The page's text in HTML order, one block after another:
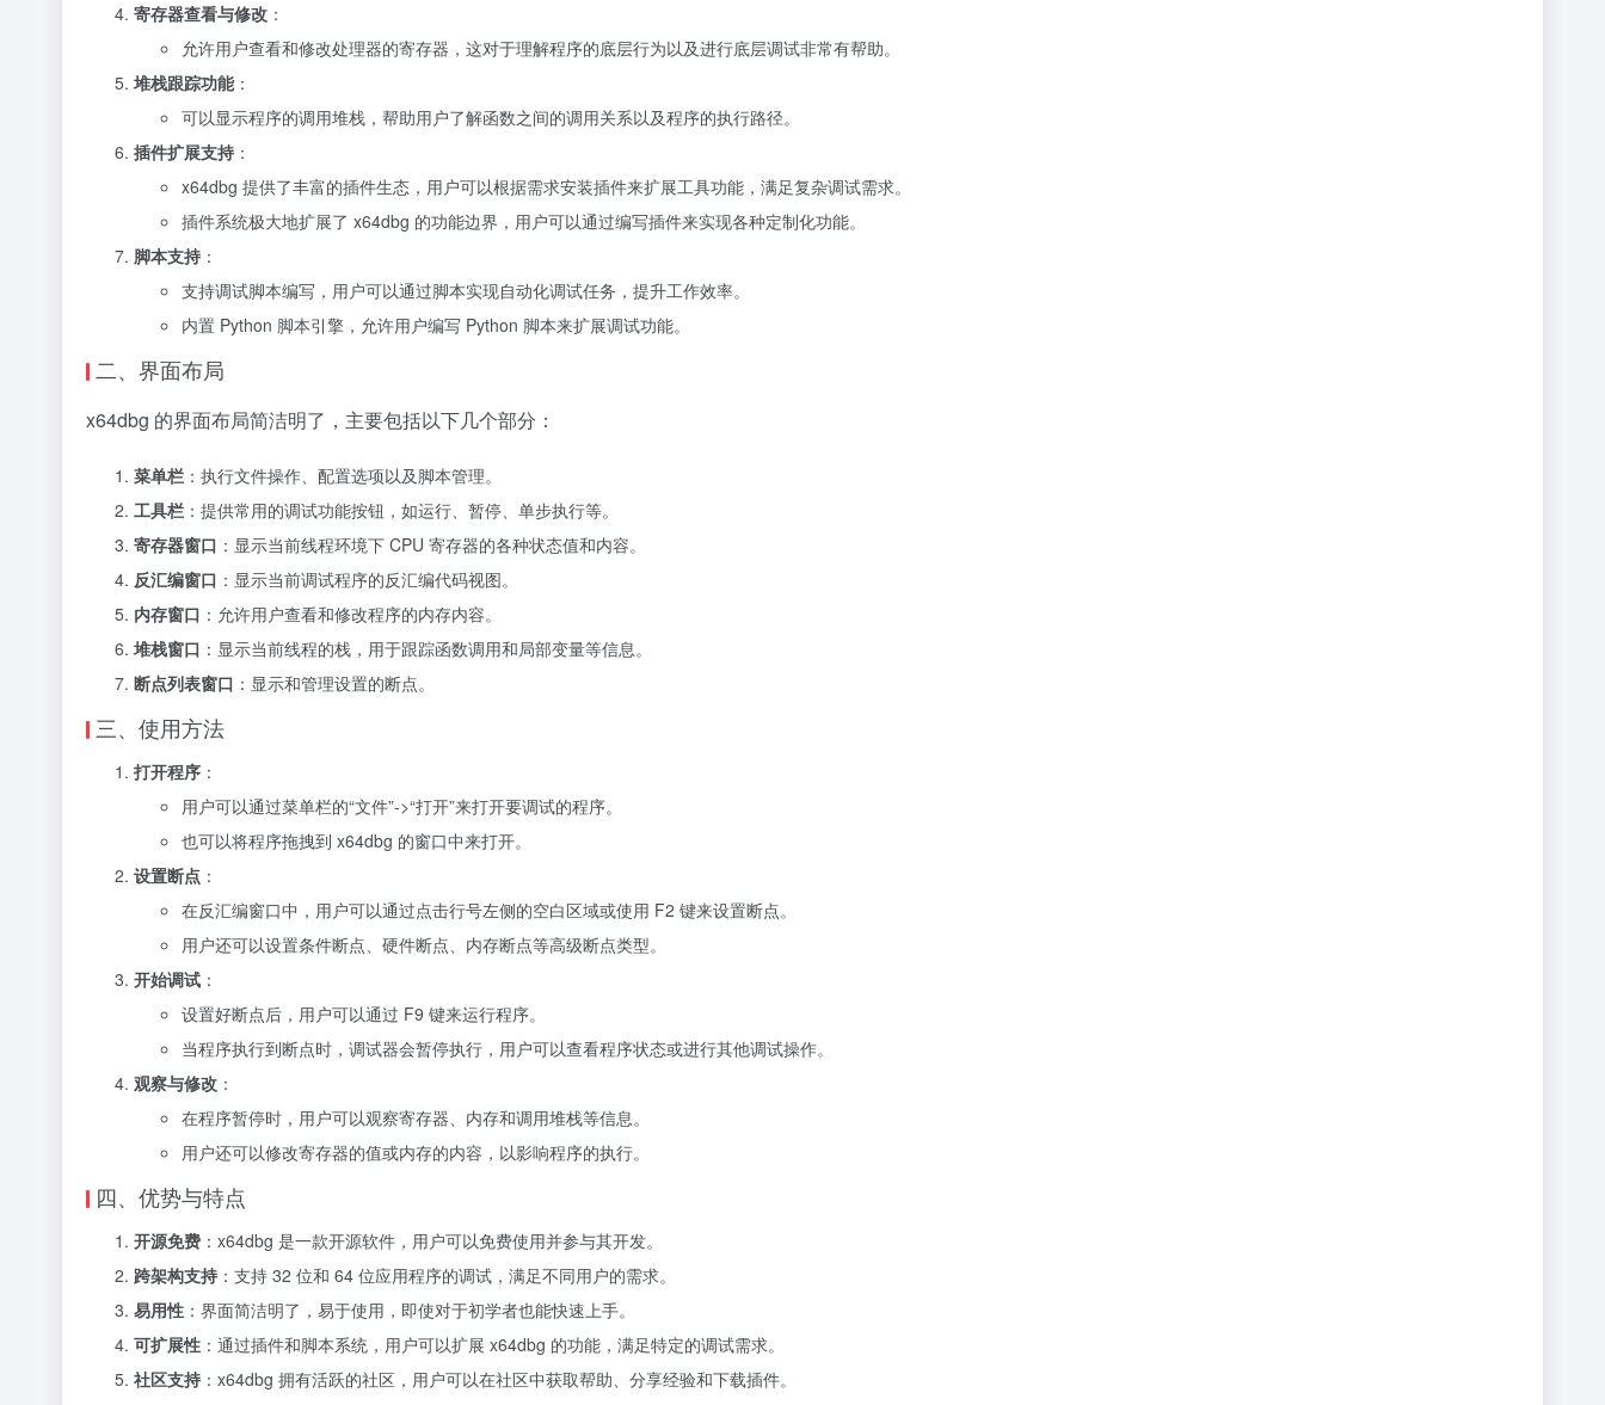
寄存器查看与修改 ：
允许用户查看和修改处理器的寄存器，这对于理解程序的底层行为以及进行底层调试非常有帮助。
堆栈跟踪功能：
可以显示程序的调用堆栈，帮助用户了解函数之间的调用关系以及程序的执行路径。
插件扩展支持 ：
x64dbg 提供了丰富的插件生态，用户可以根据需求安装插件来扩展工具功能，满足复杂调试需求。
插件系统极大地扩展了 x64dbg 的功能边界，用户可以通过编写插件来实现各种定制化功能。
脚本支持 ：
支持调试脚本编写，用户可以通过脚本实现自动化调试任务，提升工作效率。
内置 Python 脚本引擎，允许用户编写 Python 脚本来扩展调试功能。
二、界面布局
x64dbg 的界面布局简洁明了，主要包括以下几个部分：
菜单栏 ：执行文件操作、配置选项以及脚本管理。
工具栏 ：提供常用的调试功能按钮，如运行、暂停、单步执行等。
寄存器窗口 ：显示当前线程环境下 CPU 寄存器的各种状态值和内容。
反汇编窗口 ：显示当前调试程序的反汇编代码视图。
内存窗口 ：允许用户查看和修改程序的内存内容。
堆栈窗口 ：显示当前线程的栈，用于跟踪函数调用和局部变量等信息。
断点列表窗口 ：显示和管理设置的断点。
三、使用方法
打开程序 ：
用户可以通过菜单栏的“文件”->“打开”来打开要调试的程序。
也可以将程序拖拽到 x64dbg 的窗口中来打开。
设置断点 ：
在反汇编窗口中，用户可以通过点击行号左侧的空白区域或使用 F2 键来设置断点。
用户还可以设置条件断点、硬件断点、内存断点等高级断点类型。
开始调试 ：
设置好断点后，用户可以通过 F9 键来运行程序。
当程序执行到断点时，调试器会暂停执行，用户可以查看程序状态或进行其他调试操作。
观察与修改 ：
在程序暂停时，用户可以观察寄存器、内存和调用堆栈等信息。
用户还可以修改寄存器的值或内存的内容，以影响程序的执行。
四、优势与特点
开源免费 ：x64dbg 是一款开源软件，用户可以免费使用并参与其开发。
跨架构支持 ：支持 32 位和 64 位应用程序的调试，满足不同用户的需求。
易用性 ：界面简洁明了，易于使用，即使对于初学者也能快速上手。
可扩展性 ：通过插件和脚本系统，用户可以扩展 x64dbg 的功能，满足特定的调试需求。
社区支持 ：x64dbg 拥有活跃的社区，用户可以在社区中获取帮助、分享经验和下载插件。